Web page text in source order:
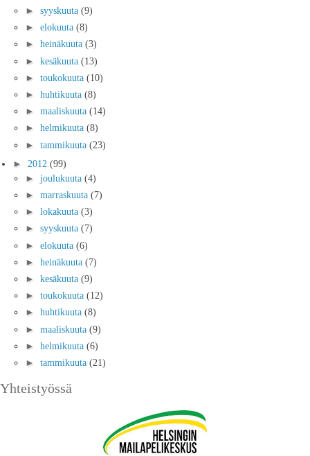
► syyskuuta (9)
► elokuuta (8)
► heinäkuuta (3)
► kesäkuuta (13)
► toukokuuta (10)
► huhtikuuta (8)
► maaliskuuta (14)
► helmikuuta (8)
► tammikuuta (23)
► 2012 (99)
► joulukuuta (4)
► marraskuuta (7)
► lokakuuta (3)
► syyskuuta (7)
► elokuuta (6)
► heinäkuuta (7)
► kesäkuuta (9)
► toukokuuta (12)
► huhtikuuta (8)
► maaliskuuta (9)
► helmikuuta (6)
► tammikuuta (21)
Yhteistyössä